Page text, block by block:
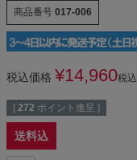
商品番号 017-006
税込価格 ¥14,960税込
[ 272 ポイント進呈 ]
送料込